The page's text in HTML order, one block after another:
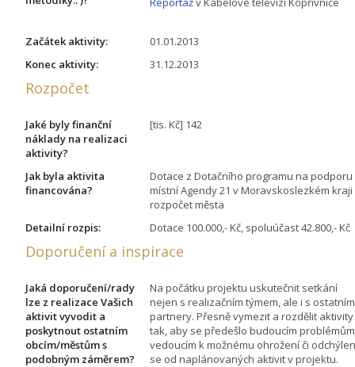
Začátek aktivity:
01.01.2013
Konec aktivity:
31.12.2013
Rozpočet
Jaké byly finanční
náklady na realizaci
aktivity?
[tis. Kč] 142
Jak byla aktivita
financována?
Dotace z Dotačního programu na podporu
místní Agendy 21 v Moravskoslezkém kraji
rozpočet města
Detailní rozpis:
Dotace 100.000,- Kč, spoluúčast 42.800,- Kč
Doporučení a inspirace
Jaká doporučení/rady
lze z realizace Vašich
aktivit vyvodit a
poskytnout ostatním
obcím/městům s
podobným záměrem?
Na počátku projektu uskutečnit setkání
nejen s realizačním týmem, ale i s
partnery. Přesně vymezit a rozdělit aktivity
tak, aby se předešlo budoucím problémům
vedoucím k možnému ohrožení či
se od naplánovaných aktivit v projektu.